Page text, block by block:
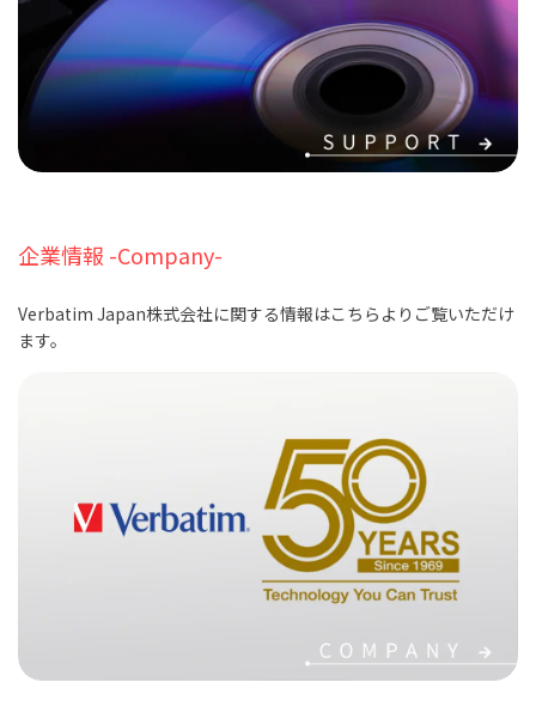
企業情報 -Company-
Verbatim Japan株式会社に関する情報はこちらよりご覧いただけ
ます。